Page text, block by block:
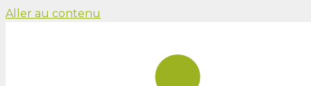
Aller au contenu